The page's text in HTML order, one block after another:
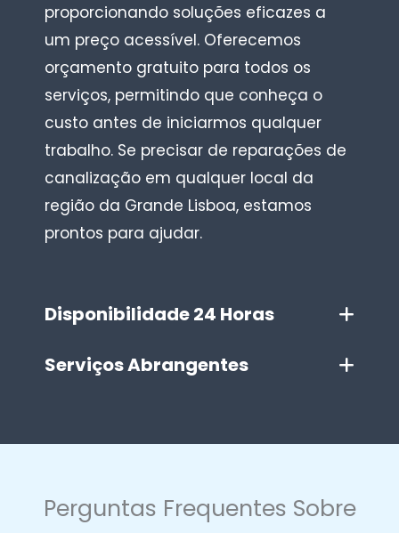
proporcionando soluções eficazes a
um preço acessível. Oferecemos
orçamento gratuito para todos os
serviços, permitindo que conheça o
custo antes de iniciarmos qualquer
trabalho. Se precisar de reparações de
canalização em qualquer local da
região da Grande Lisboa, estamos
prontos para ajudar.
Disponibilidade 24 Horas
Serviços Abrangentes
Perguntas Frequentes Sobre